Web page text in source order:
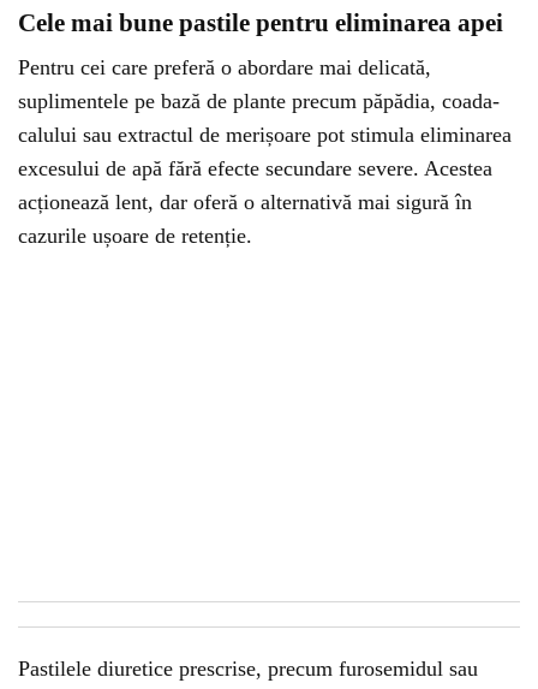
Cele mai bune pastile pentru eliminarea apei
Pentru cei care preferă o abordare mai delicată,
suplimentele pe bază de plante precum păpădia, coada-
calului sau extractul de merișoare pot stimula eliminarea
excesului de apă fără efecte secundare severe. Acestea
acționează lent, dar oferă o alternativă mai sigură în
cazurile ușoare de retenție.
Pastilele diuretice prescrise, precum furosemidul sau